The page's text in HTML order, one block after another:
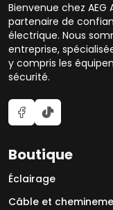
Bienvenue chez
partenaire de
électrique. Nous
entreprise,
y compris les
sécurité.
Boutique
Éclairage
Câble et